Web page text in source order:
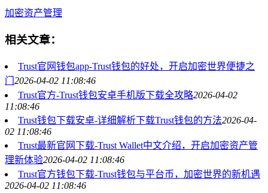
加密资产管理
相关文章：
Trust官网钱包app-Trust钱包的好处，开启加密世界便捷之
门 2026-04-02 11:08:46
Trust官方-Trust钱包安卓手机版下载全攻略2026-04-02
11:08:46
Trust钱包下载安卓-详细解析下载Trust钱包的方法2026-04-
02 11:08:46
Trust最新官网下载-Trust Wallet中文介绍，开启加密资产管
理新体验2026-04-02 11:08:46
Trust官方钱包下载-Trust钱包与平台币，加密世界的新机遇
2026-04-02 11:08:46